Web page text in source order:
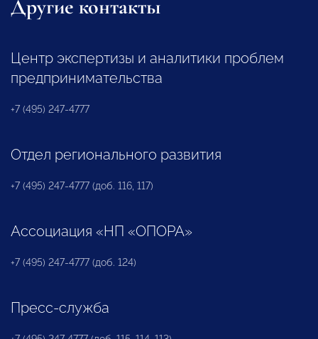
Другие контакты
Центр экспертизы и аналитики проблем
предпринимательства
+7 (495) 247-4777
Отдел регионального развития
+7 (495) 247-4777 (доб. 116, 117)
Ассоциация «НП «ОПОРА»
+7 (495) 247-4777 (доб. 124)
Пресс-служба